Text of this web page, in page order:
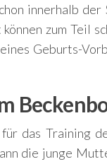
innerhalb
zum Teil
Geburts-
das Training
die junge